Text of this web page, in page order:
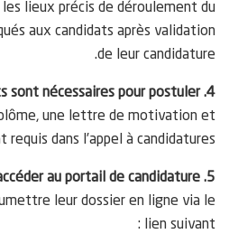
lieux précis de déroulement du
aux candidats après validation
de leur candidature.
4. Quels documents sont nécessaires pour postuler ?
une lettre de motivation et
dans l’appel à candidatures.
5. Comment accéder au portail de candidature ?
leur dossier en ligne via le
lien suivant :